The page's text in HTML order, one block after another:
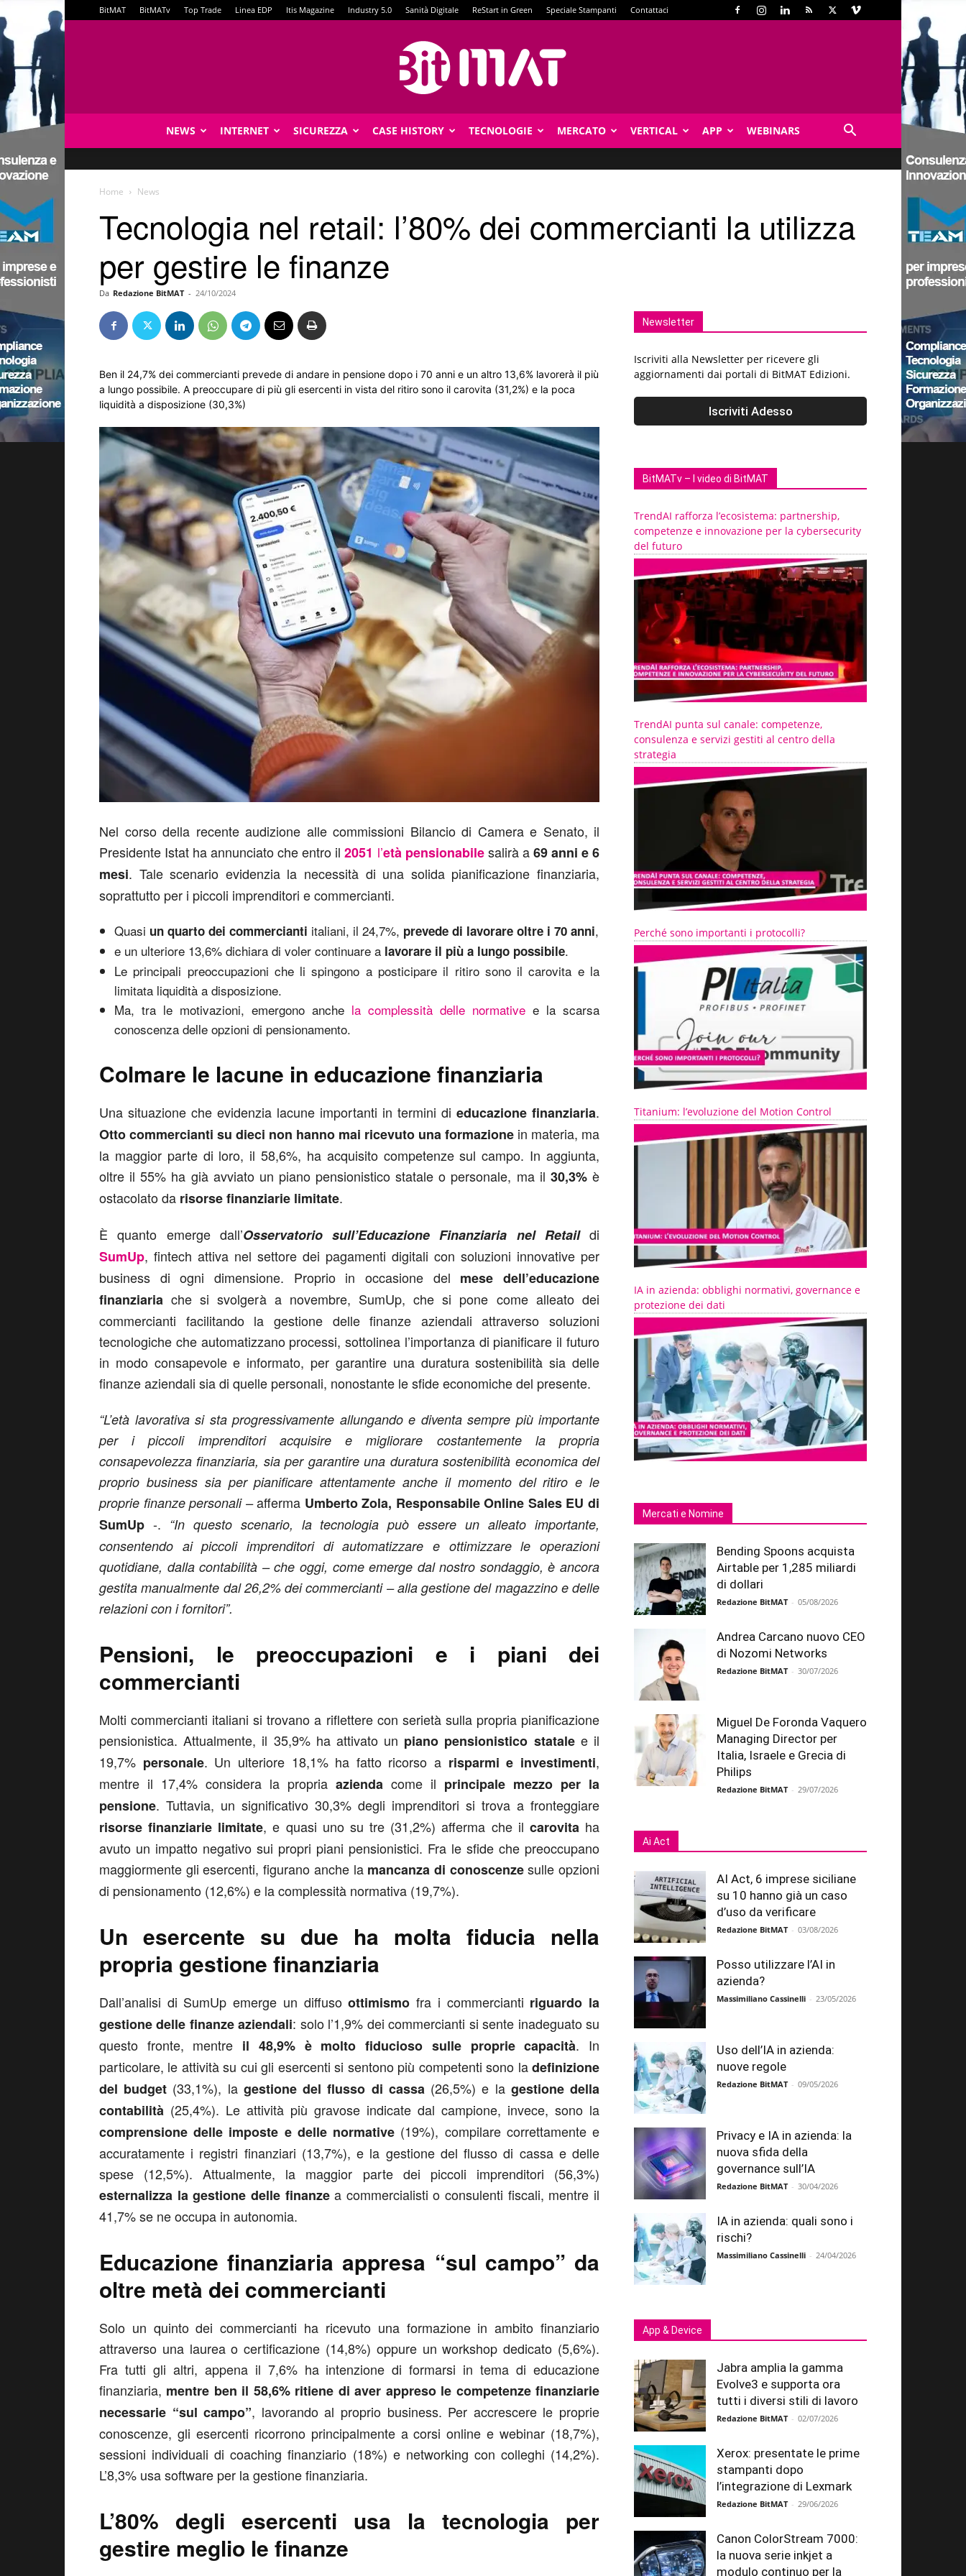
BitMAT BitMATv Top Trade Linea EDP Itis Magazine Industry 5.0 Sanità Digitale ReStart in Green Speciale Stampanti Contattaci
NEWS INTERNET SICUREZZA CASE HISTORY TECNOLOGIE MERCATO VERTICAL APP WEBINARS
Home News
Tecnologia nel retail: l’80% dei commercianti la utilizza
per gestire le finanze
Da Redazione BitMAT - 24/10/2024
Ben il 24,7% dei commercianti prevede di andare in pensione dopo i 70 anni e un altro 13,6% lavorerà il più
a lungo possibile. A preoccupare di più gli esercenti in vista del ritiro sono il carovita (31,2%) e la poca
liquidità a disposizione (30,3%)
Nel corso della recente audizione alle commissioni Bilancio di Camera e Senato, il
Presidente Istat ha annunciato che entro il2051 l’età pensionabilesalirà a69 anni e 6
mesi. Tale scenario evidenzia la necessità di una solida pianificazione finanziaria,
soprattutto per i piccoli imprenditori e commercianti.
Quasi un quarto dei commercianti italiani, il 24,7%, prevede di lavorare oltre i 70 anni,
e un ulteriore 13,6% dichiara di voler continuare a lavorare il più a lungo possibile.
Le principali preoccupazioni che li spingono a posticipare il ritiro sono il carovita e la
limitata liquidità a disposizione.
Ma, tra le motivazioni, emergono anche la complessità delle normative e la scarsa
conoscenza delle opzioni di pensionamento.
Colmare le lacune in educazione finanziaria
Una situazione che evidenzia lacune importanti in termini di educazione finanziaria.
Otto commercianti su dieci non hanno mai ricevuto una formazione in materia, ma
la maggior parte di loro, il 58,6%, ha acquisito competenze sul campo. In aggiunta,
oltre il 55% ha già avviato un piano pensionistico statale o personale, ma il 30,3%è
ostacolato da risorse finanziarie limitate.
È quanto emerge dall’Osservatorio sull’Educazione Finanziaria nel Retaildi
SumUp, fintech attiva nel settore dei pagamenti digitali con soluzioni innovative per
business di ogni dimensione. Proprio in occasione del mese dell’educazione
finanziaria che si svolgerà a novembre, SumUp, che si pone come alleato dei
commercianti facilitando la gestione delle finanze aziendali attraverso soluzioni
tecnologiche che automatizzano processi, sottolinea l’importanza di pianificare il futuro
in modo consapevole e informato, per garantire una duratura sostenibilità sia delle
finanze aziendali sia di quelle personali, nonostante le sfide economiche del presente.
“L’età lavorativa si sta progressivamente allungando e diventa sempre più importante
per i piccoli imprenditori acquisire e migliorare costantemente la propria
consapevolezza finanziaria, sia per garantire una duratura sostenibilità economica del
proprio business sia per pianificare attentamente anche il momento del ritiro e le
proprie finanze personali –afferma Umberto Zola, Responsabile Online Sales EU di
SumUp -. “In questo scenario, la tecnologia può essere un alleato importante,
consentendo ai piccoli imprenditori di automatizzare e ottimizzare le operazioni
quotidiane, dalla contabilità – che oggi, come emerge dal nostro sondaggio, è ancora
gestita manualmente dal 26,2% dei commercianti – alla gestione del magazzino e delle
relazioni con i fornitori”.
Pensioni, le preoccupazioni e i piani dei
commercianti
Molti commercianti italiani si trovano a riflettere con serietà sulla propria pianificazione
pensionistica. Attualmente, il 35,9% ha attivato un piano pensionistico statalee il
19,7% personale. Un ulteriore 18,1% ha fatto ricorso a risparmi e investimenti,
mentre il 17,4% considera la propria azienda come il principale mezzo per la
pensione. Tuttavia, un significativo 30,3% degli imprenditori si trova a fronteggiare
risorse finanziarie limitate, e quasi uno su tre (31,2%) afferma che il carovita ha
avuto un impatto negativo sui propri piani pensionistici. Fra le sfide che preoccupano
maggiormente gli esercenti, figurano anche la mancanza di conoscenzesulle opzioni
di pensionamento (12,6%) e la complessità normativa (19,7%).
Un esercente su due ha molta fiducia nella
propria gestione finanziaria
Dall’analisi di SumUp emerge un diffusoottimismo fra i commercianti riguardo la
gestione delle finanze aziendali: solo l’1,9% dei commercianti si sente inadeguato su
questo fronte, mentre il 48,9% è molto fiducioso sulle proprie capacità. In
particolare, le attività su cui gli esercenti si sentono più competenti sono ladefinizione
del budget (33,1%), la gestione del flusso di cassa (26,5%) e la gestione della
contabilità (25,4%). Le attività più gravose indicate dal campione, invece, sono la
comprensione delle imposte e delle normative (19%), compilare correttamente e
accuratamente i registri finanziari (13,7%), e la gestione del flusso di cassa e delle
spese (12,5%). Attualmente, la maggior parte dei piccoli imprenditori (56,3%)
esternalizza la gestione delle finanzea commercialisti o consulenti fiscali, mentre il
41,7% se ne occupa in autonomia.
Educazione finanziaria appresa “sul campo” da
oltre metà dei commercianti
Solo un quinto dei commercianti ha ricevuto una formazione in ambito finanziario
attraverso una laurea o certificazione (14,8%) oppure un workshop dedicato (5,6%).
Fra tutti gli altri, appena il 7,6% ha intenzione di formarsi in tema di educazione
finanziaria, mentre ben il 58,6% ritiene di aver appreso le competenze finanziarie
necessarie “sul campo”, lavorando al proprio business. Per accrescere le proprie
conoscenze, gli esercenti ricorrono principalmente a corsi online e webinar (18,7%),
sessioni individuali di coaching finanziario (18%) e networking con colleghi (14,2%).
L’8,3% usa software per la gestione finanziaria.
L’80% degli esercenti usa la tecnologia per
gestire meglio le finanze
Newsletter
Iscriviti alla Newsletter per ricevere gli
aggiornamenti dai portali di BitMAT Edizioni.
BitMATv – I video di BitMAT
TrendAI rafforza l’ecosistema: partnership,
competenze e innovazione per la cybersecurity
del futuro
TrendAI punta sul canale: competenze,
consulenza e servizi gestiti al centro della
strategia
Perché sono importanti i protocolli?
Titanium: l’evoluzione del Motion Control
IA in azienda: obblighi normativi, governance e
protezione dei dati
Mercati e Nomine
Bending Spoons acquista
Airtable per 1,285 miliardi
di dollari
Redazione BitMAT - 05/08/2026
Andrea Carcano nuovo CEO
di Nozomi Networks
Redazione BitMAT - 30/07/2026
Miguel De Foronda Vaquero
Managing Director per
Italia, Israele e Grecia di
Philips
Redazione BitMAT - 29/07/2026
Ai Act
AI Act, 6 imprese siciliane
su 10 hanno già un caso
d’uso da verificare
Redazione BitMAT - 03/08/2026
Posso utilizzare l’AI in
azienda?
Massimiliano Cassinelli - 23/05/2026
Uso dell’IA in azienda:
nuove regole
Redazione BitMAT - 09/05/2026
Privacy e IA in azienda: la
nuova sfida della
governance sull’IA
Redazione BitMAT - 30/04/2026
IA in azienda: quali sono i
rischi?
Massimiliano Cassinelli - 24/04/2026
App & Device
Jabra amplia la gamma
Evolve3 e supporta ora
tutti i diversi stili di lavoro
Redazione BitMAT - 02/07/2026
Xerox: presentate le prime
stampanti dopo
l’integrazione di Lexmark
Redazione BitMAT - 29/06/2026
Canon ColorStream 7000:
la nuova serie inkjet a
modulo continuo per la